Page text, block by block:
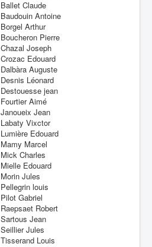
Ballet Claude
Baudouin Antoine
Borgel Arthur
Boucheron Pierre
Chazal Joseph
Crozac Edouard
Dalbàra Auguste
Desnis Léonard
Destouesse jean
Fourtier Aimé
Janoueix Jean
Labaty Vixctor
Lumière Edouard
Mamy Marcel
Mick Charles
Mielle Edouard
Morin Jules
Pellegrin louis
Pilot Gabriel
Raepsaet Robert
Sartous Jean
Seillier Jules
Tisserand Louis